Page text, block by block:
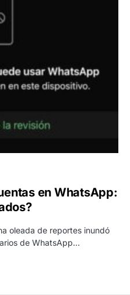
en WhatsApp:
oleada de reportes inundó
de WhatsApp…